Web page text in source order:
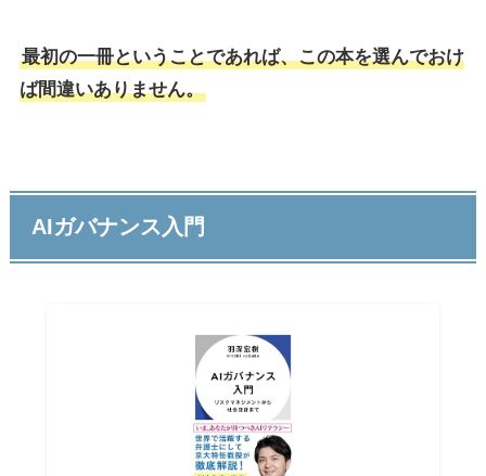
最初の一冊ということであれば、この本を選んでおけ
ば間違いありません。
AIガバナンス入門